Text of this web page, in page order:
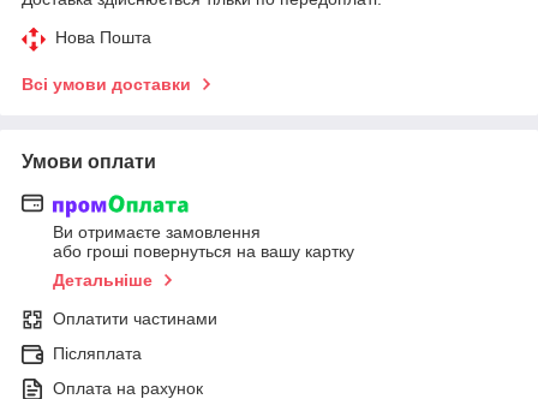
Нова Пошта
Всі умови доставки
Умови оплати
Ви отримаєте замовлення
або гроші повернуться на вашу картку
Детальніше
Оплатити частинами
Післяплата
Оплата на рахунок